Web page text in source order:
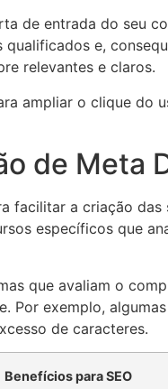
de entrada do seu
e,
relevantes e claros.
ampliar o clique do
de Meta
facilitar a criação
específicos que
que avaliam o
Por exemplo,
de caracteres.
Benefícios para SEO